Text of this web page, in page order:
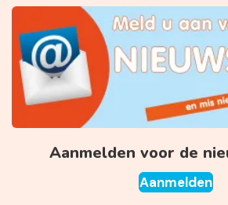
Aanmelden voor de
Aanmelden